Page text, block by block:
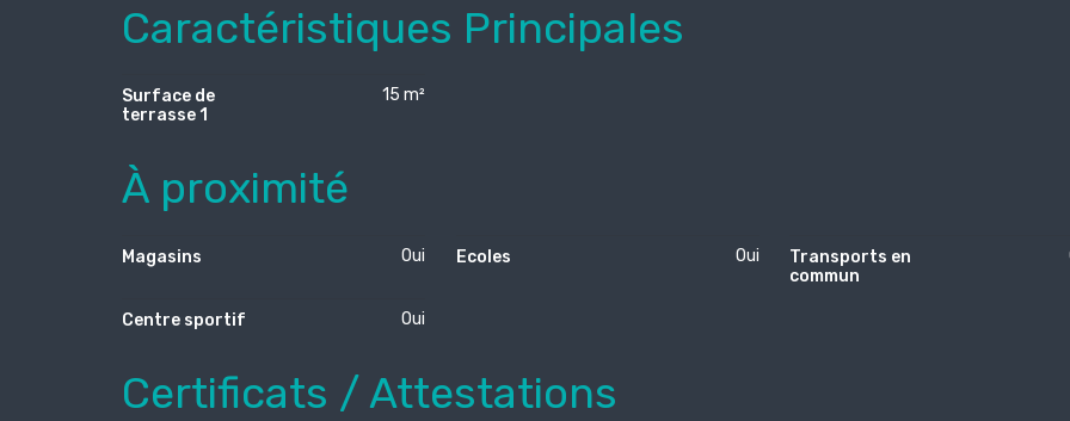
Caractéristiques Principales
Surface de
terrasse 1
15 m²
À proximité
Magasins Oui Ecoles Oui
Transports en
commun
Centre sportif Oui
Certificats / Attestations